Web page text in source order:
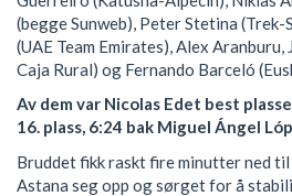
(begge Sunweb), Peter Stetina
(UAE Team Emirates), Alex
Caja Rural) og Fernando Barceló
Av dem var Nicolas Edet best
16. plass, 6:24 bak Miguel Ángel
Bruddet fikk raskt fire minutter ned
Astana seg opp og sørget for å